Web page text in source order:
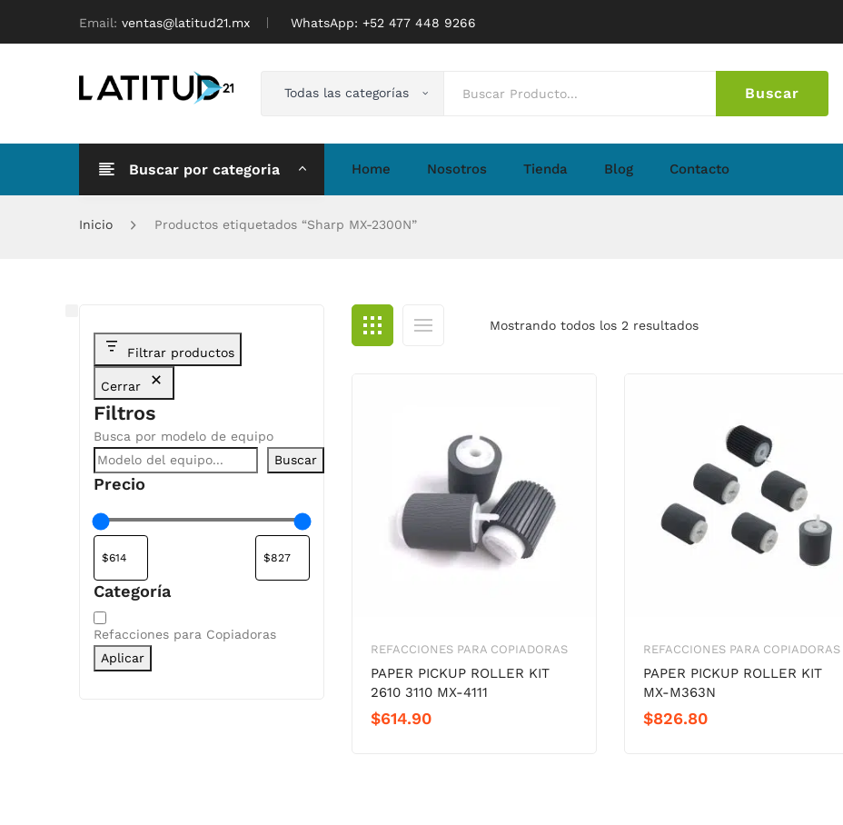
Email: ventas@latitud21.mx WhatsApp: ‪+52 477 448 9266
Todas las categorías Buscar
No
Buscar por categoria Home Nosotros Tienda Blog Contacto
Inicio Productos etiquetados “Sharp MX-2300N”
Mostrando todos los 2 resultados
REFACCIONES PARA COPIADORAS
PAPER PICKUP ROLLER KIT
2610 3110 MX-4111
$614.90
REFACCIONES PARA COPIADORAS
PAPER PICKUP ROLLER KIT
MX-M363N
$826.80
Filtrar productos
Cerrar
Filtros
Busca por modelo de equipo
Buscar
Precio
Categoría
Categoría
Refacciones para Copiadoras
Aplicar